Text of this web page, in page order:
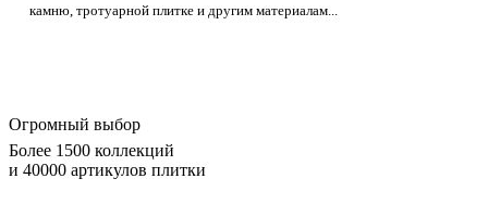
камню, тротуарной плитке и другим материалам...
Огромный выбор
Более 1500 коллекций
и 40000 артикулов плитки